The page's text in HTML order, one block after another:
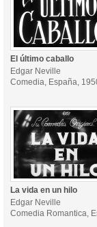
El último caballo
Edgar Neville
Comedia, España,
La vida en un hilo
Edgar Neville
Comedia Romantica,